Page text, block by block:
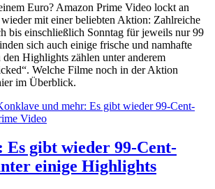
Euro? Amazon Prime Video lockt an
wieder mit einer beliebten Aktion: Zahlreiche
bis einschließlich Sonntag für jeweils nur 99
sich auch einige frische und namhafte
Highlights zählen unter anderem
Welche Filme noch in der Aktion
im Überblick.
und mehr: Es gibt wieder 99-Cent-
Video
Es gibt wieder 99-Cent-
einige Highlights